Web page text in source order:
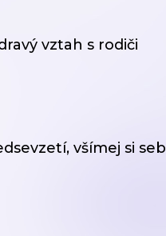
vztah s rodiči
všímej si